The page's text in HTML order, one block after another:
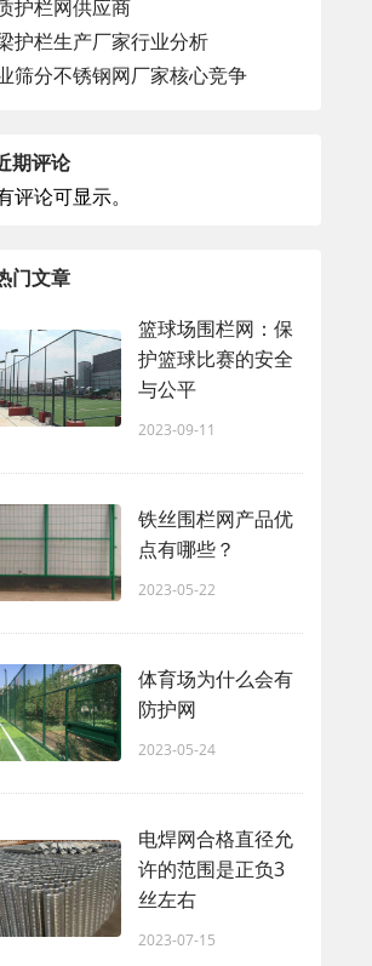
护栏网供应商
护栏生产厂家行业分析
筛分不锈钢网厂家核心竞争
期评论
评论可显示。
门文章
篮球场围栏网：保
护篮球比赛的安全
与公平
2023-09-11
铁丝围栏网产品优
点有哪些？
2023-05-22
体育场为什么会有
防护网
2023-05-24
电焊网合格直径允
许的范围是正负3
丝左右
2023-07-15